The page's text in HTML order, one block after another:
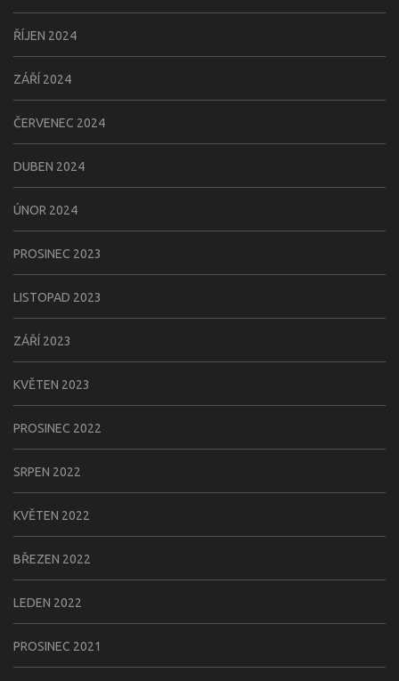
ŘÍJEN 2024
ZÁŘÍ 2024
ČERVENEC 2024
DUBEN 2024
ÚNOR 2024
PROSINEC 2023
LISTOPAD 2023
ZÁŘÍ 2023
KVĚTEN 2023
PROSINEC 2022
SRPEN 2022
KVĚTEN 2022
BŘEZEN 2022
LEDEN 2022
PROSINEC 2021